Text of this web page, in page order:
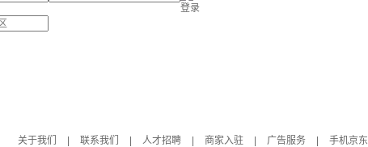
登录
关于我们
联系我们 人才招聘 商家入驻 广告服务 手机京东